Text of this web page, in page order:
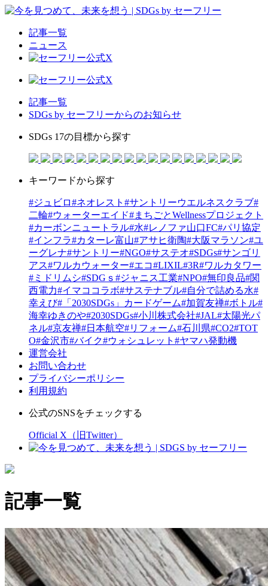
記事一覧
ニュース
記事一覧
SDGs by セーフリーからのお知らせ
SDGs 17の目標から探す
キーワードから探す
#ジュビロ#ネオレスト #サントリーウエルネスクラブ#
二輪#ウォーターエイド#まちごとWellnessプロジェクト
#カーボンニュートラル#水#レノファ山口FC#パリ協定
#インフラ#カターレ富山#アサヒ衛陶#大阪マラソン#ユ
ーグレナ#サントリー#NGO#サステオ#SDGs#サンゴリ
アス#ワルカウォーター#エコ#LIXIL#3R#ワルカタワー
#ミドリムシ#SDGｓ #ジャニス工業#NPO#無印良品#関
西電力#イマココラボ#サステナブル#自分で詰める水#
幸えび#「2030SDGs」カードゲーム#加賀友禅#ボトル#
海幸ゆきのや#2030SDGs#小川株式会社#JAL#太陽光パ
ネル#京友禅#日本航空#リフォーム#石川県#CO2#TOT
O#金沢市#バイク#ウォシュレット #ヤマハ発動機
運営会社
お問い合わせ
プライバシーポリシー
利用規約
公式のSNSをチェックする
Official X（旧Twitter）
記事一覧